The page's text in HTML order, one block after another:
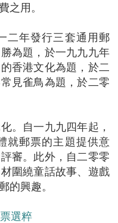
之用。
二年發行三套通用郵
為題，於一九九九年
香港文化為題，於二
見雀鳥為題，於二零
。自一九九四年起，
就郵票的主題提供意
審。此外，自二零零
圍繞童話故事、遊戲
的興趣。
選粹